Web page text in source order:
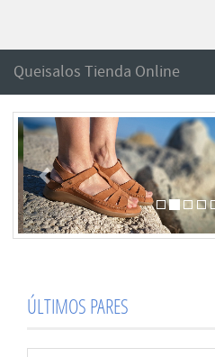
Queisalos Tienda Online
Anterior
ÚLTIMOS PARES